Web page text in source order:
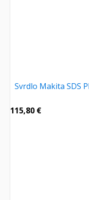
Svrdlo Makita SDS
115,80 €